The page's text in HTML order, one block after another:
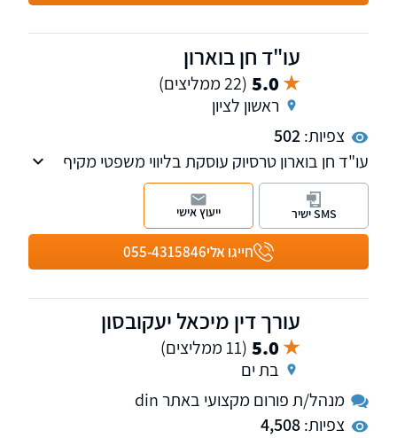
עו"ד חן בוארון
5.0 (22 ממליצים)
ראשון לציון
צפיות:502
עו"ד חן בוארון טרסיוק עוסקת בליווי משפטי מקיף
בעסקאות נדל"ן, ומייצגת לקוחות פרטיים,
משקיעים, יזמים וקבלנים במגוון רחב של עסקאות
ופרויקטים
חייגו אלי055-4315846
SMS ישיר ייעוץ אישי
עורך דין מיכאל יעקובסון
5.0 (11 ממליצים)
בת ים
מנהל/ת פורום מקצועי באתר din
צפיות:4,508